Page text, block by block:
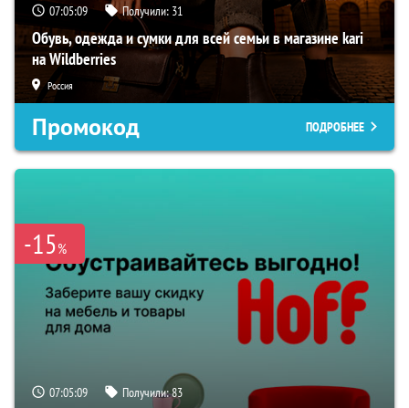
07:05:08 Получили: 31
Обувь, одежда и сумки для всей семьи в магазине kari
на Wildberries
Россия
Промокод ПОДРОБНЕЕ
-15%
07:05:08 Получили:83